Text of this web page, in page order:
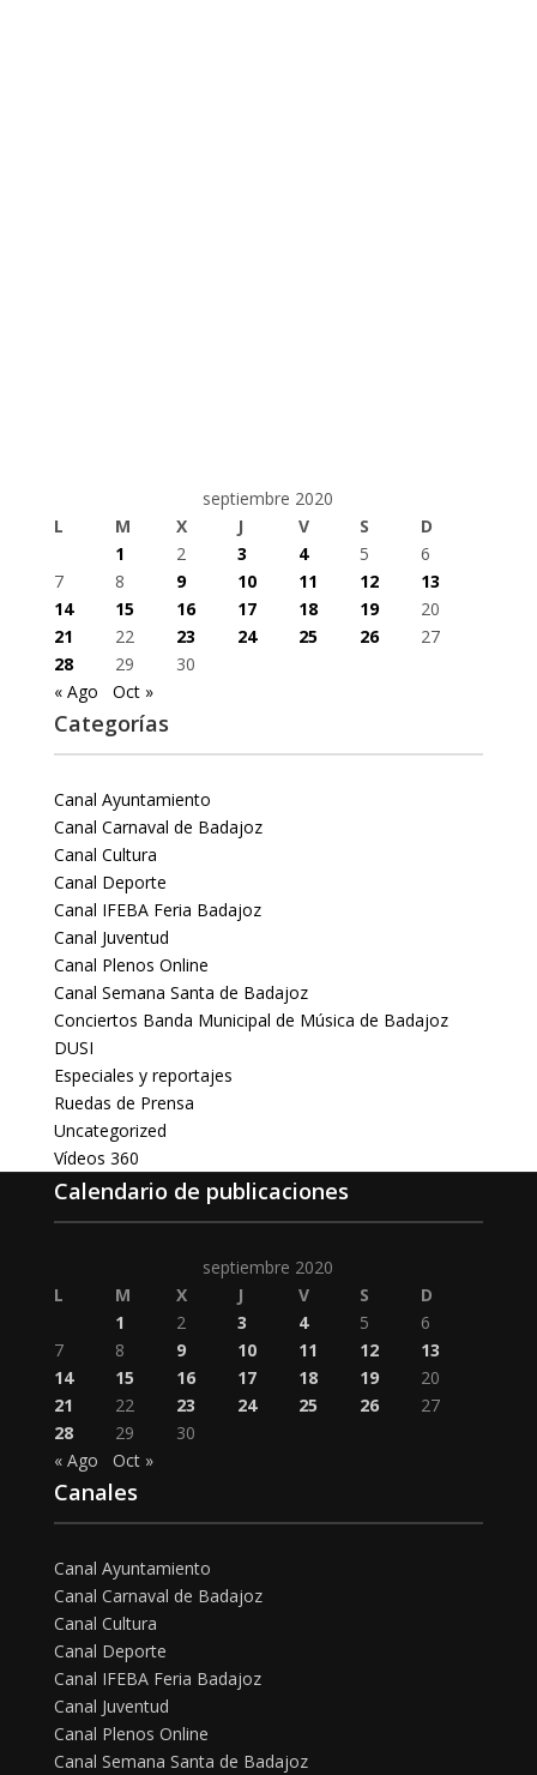
septiembre 2020
L
M X J V S
D
1
2 3 4 5
6
7
8 9 10 11 12
13
14
15 16 17 18 19
20
21
22 23 24 25 26
27
28
29
30
« Ago
Oct »
Categorías
Canal Ayuntamiento
Canal Carnaval de Badajoz
Canal Cultura
Canal Deporte
Canal IFEBA Feria Badajoz
Canal Juventud
Canal Plenos Online
Canal Semana Santa de Badajoz
Conciertos Banda Municipal de Música de Badajoz
DUSI
Especiales y reportajes
Ruedas de Prensa
Uncategorized
Vídeos 360
Calendario de publicaciones
septiembre 2020
L
M X J V S
D
1
2 3 4 5
6
7
8 9 10 11 12
13
14
15 16 17 18 19
20
21
22 23 24 25 26
27
28
29
30
« Ago
Oct »
Canales
Canal Ayuntamiento
Canal Carnaval de Badajoz
Canal Cultura
Canal Deporte
Canal IFEBA Feria Badajoz
Canal Juventud
Canal Plenos Online
Canal Semana Santa de Badajoz